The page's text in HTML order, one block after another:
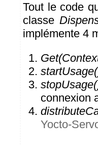
Tout le code
classe
implémente 4
connexion
Yocto-